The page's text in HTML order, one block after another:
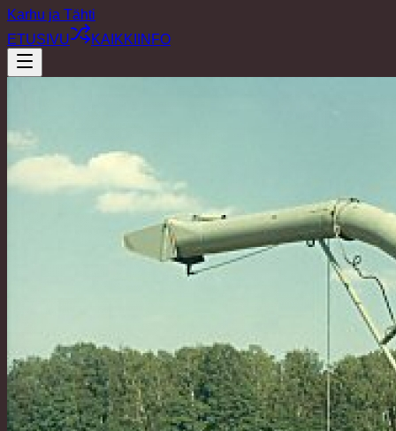
Karhu ja Tähti
ETUSIVU
KAIKKI INFO